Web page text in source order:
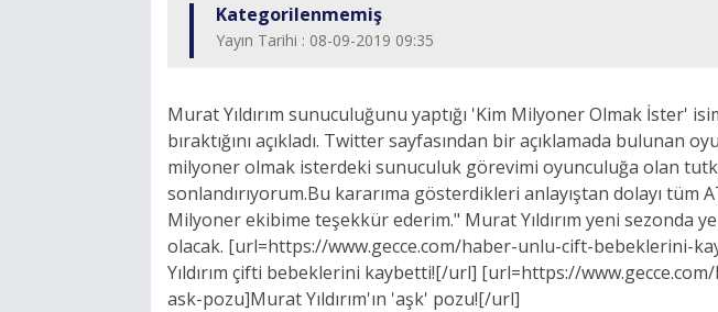
Kategorilenmemiş
Yayın Tarihi : 08-09-2019 09:35
Murat Yıldırım sunuculuğunu yaptığı 'Kim Milyoner Olmak İster'
bıraktığını açıkladı. Twitter sayfasından bir açıklamada bulunan
milyoner olmak isterdeki sunuculuk görevimi oyunculuğa olan
sonlandırıyorum.Bu kararıma gösterdikleri anlayıştan dolayı tüm
Milyoner ekibime teşekkür ederim." Murat Yıldırım yeni sezonda
olacak. [url=https://www.gecce.com/haber-unlu-cift-bebeklerini-
Yıldırım çifti bebeklerini kaybetti![/url] [url=https://
ask-pozu]Murat Yıldırım'ın 'aşk' pozu![/url]